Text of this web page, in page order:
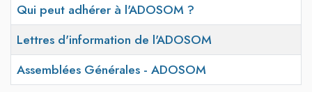
Qui peut adhérer à l'ADOSOM ?
Lettres d'information de l'ADOSOM
Assemblées Générales - ADOSOM